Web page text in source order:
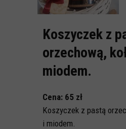
Koszyczek z
orzechową,
miodem.
Cena: 65 zł
Koszyczek z pastą
i miodem.